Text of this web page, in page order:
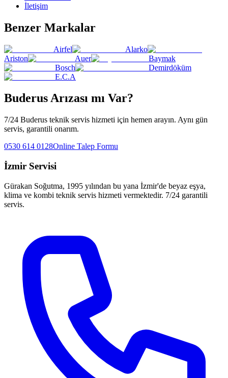
İletişim
Benzer Markalar
Airfel
Alarko
Ariston
Auer
Baymak
Bosch
Demirdöküm
E.C.A
BuderusArızası mı Var?
7/24 Buderus teknik servis hizmeti için hemen arayın. Aynı gün
servis, garantili onarım.
0530 614 0128Online Talep Formu
İzmir Servisi
Gürakan Soğutma, 1995 yılından bu yana İzmir'de beyaz eşya,
klima ve kombi teknik servis hizmeti vermektedir. 7/24 garantili
servis.